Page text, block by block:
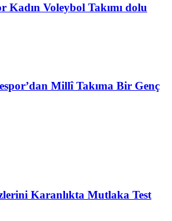
Kadın Voleybol Takımı dolu
Millî Takıma Bir Genç
Karanlıkta Mutlaka Test